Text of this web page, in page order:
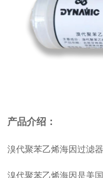
产品介绍：
溴代聚苯乙烯海因过滤
溴代聚苯乙烯海因是美